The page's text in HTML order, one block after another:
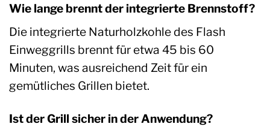
Wie lange brennt der integrierte Brennstoff?
Die integrierte Naturholzkohle des Flash
Einweggrills brennt für etwa 45 bis 60
Minuten, was ausreichend Zeit für ein
gemütliches Grillen bietet.
Ist der Grill sicher in der Anwendung?